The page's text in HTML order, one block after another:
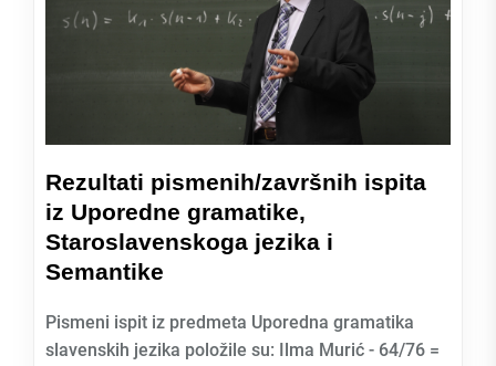
Rezultati pismenih/završnih ispita
iz Uporedne gramatike,
Staroslavenskoga jezika i
Semantike
Pismeni ispit iz predmeta Uporedna gramatika
slavenskih jezika položile su: Ilma Murić - 64/76 =